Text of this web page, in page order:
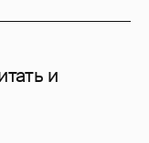
и